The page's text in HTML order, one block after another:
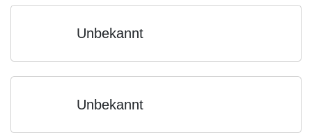
Unbekannt
Unbekannt